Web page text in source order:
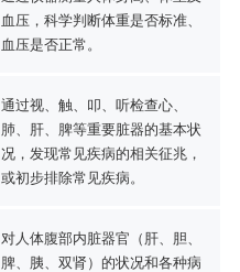
血压，科学判断体重是否标准、
血压是否正常。
通过视、触、叩、听检查心、
肺、肝、脾等重要脏器的基本状
况，发现常见疾病的相关征兆，
或初步排除常见疾病。
对人体腹部内脏器官（肝、胆、
脾、胰、双肾）的状况和各种病